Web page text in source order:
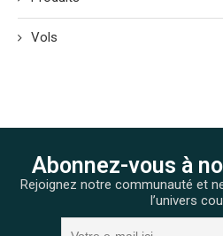
Vols
Abonnez-vous à
Rejoignez notre communauté et
l’univers